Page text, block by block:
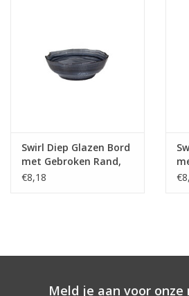
Swirl Diep Glazen Bord
met Gebroken Rand,
Black Swirl, 19.7x6.3cm
€8,18
Meld je aan voor onze